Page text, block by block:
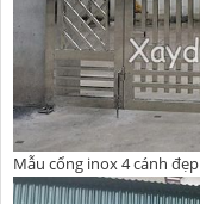
Mẫu cổng inox 4 cánh đẹp